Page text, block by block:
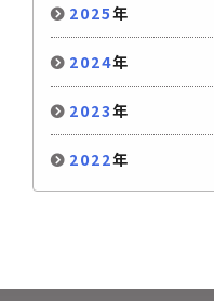
2025年
2024年
2023年
2022年